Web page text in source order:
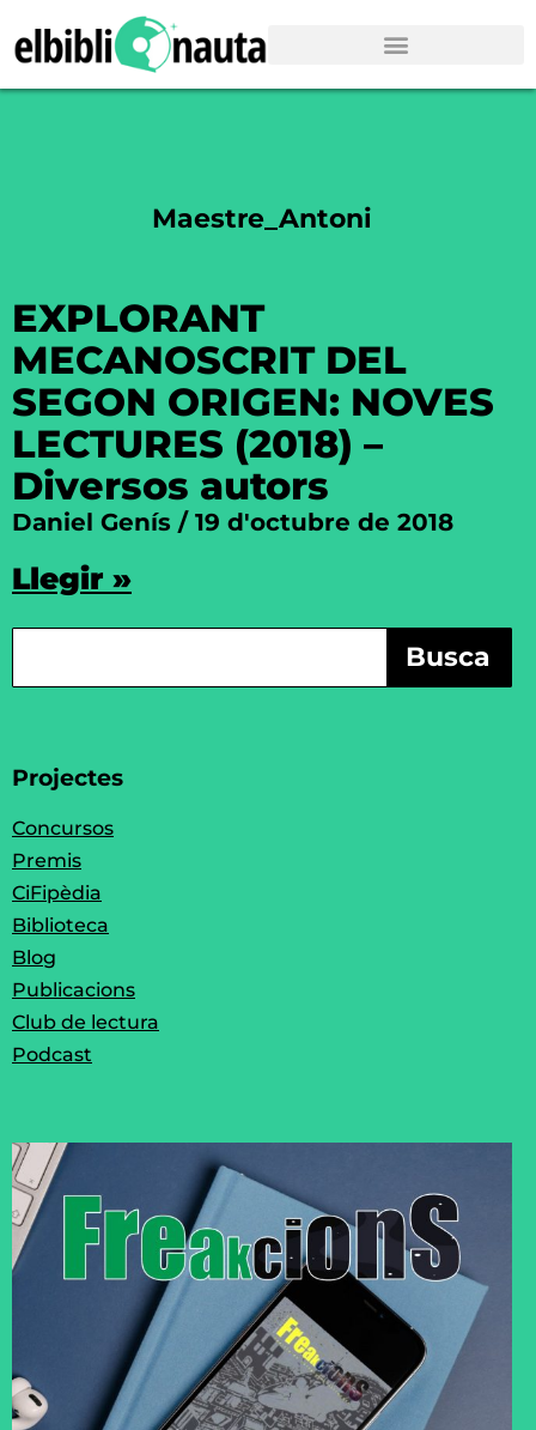
Maestre_Antoni
EXPLORANT
MECANOSCRIT DEL
SEGON ORIGEN: NOVES
LECTURES (2018) –
Diversos autors
Daniel Genís 19 d'octubre de 2018
Llegir »
Busca
Projectes
Concursos
Premis
CiFipèdia
Biblioteca
Blog
Publicacions
Club de lectura
Podcast